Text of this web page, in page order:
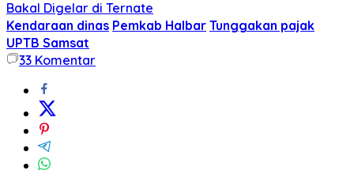
Bakal Digelar di Ternate
Kendaraan dinas Pemkab Halbar Tunggakan pajak
UPTB Samsat
33 Komentar